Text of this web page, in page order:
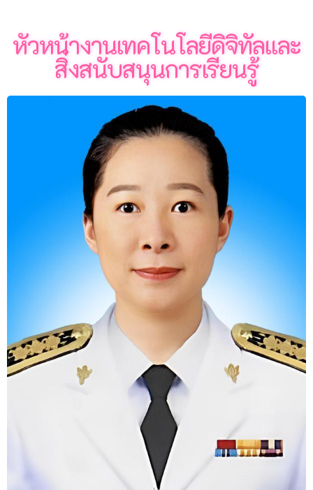
หัวหน้างานเทคโนโลยีดิจิทัลและ
สิ่งสนับสนุนการเรียนรู้